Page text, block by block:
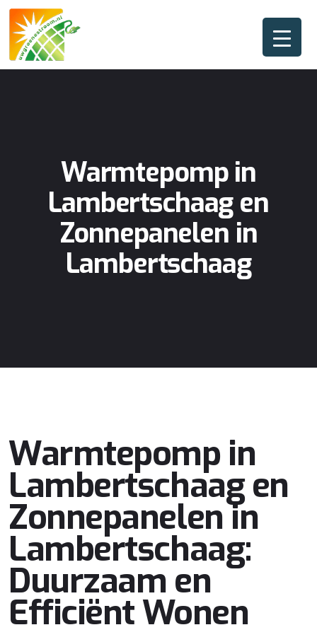
Warmtepomp in
Lambertschaag en
Zonnepanelen in
Lambertschaag
Warmtepomp in
Lambertschaag en
Zonnepanelen in
Lambertschaag:
Duurzaam en
Efficiënt Wonen